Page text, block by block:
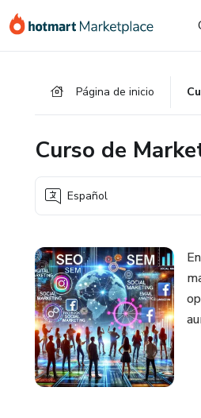
Página de inicio
Curso de
Español